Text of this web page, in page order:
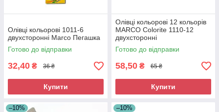
Олівці кольорові 1011-6
двухсторонні Marco Пегашка
Готово до відправки
32,40 ₴ 36 ₴
Купити
Олівці кольорові 12 кольорів
MARCO Colorite 1110-12
двухсторонні
Готово до відправки
58,50 ₴ 65 ₴
Купити
–10% –10%